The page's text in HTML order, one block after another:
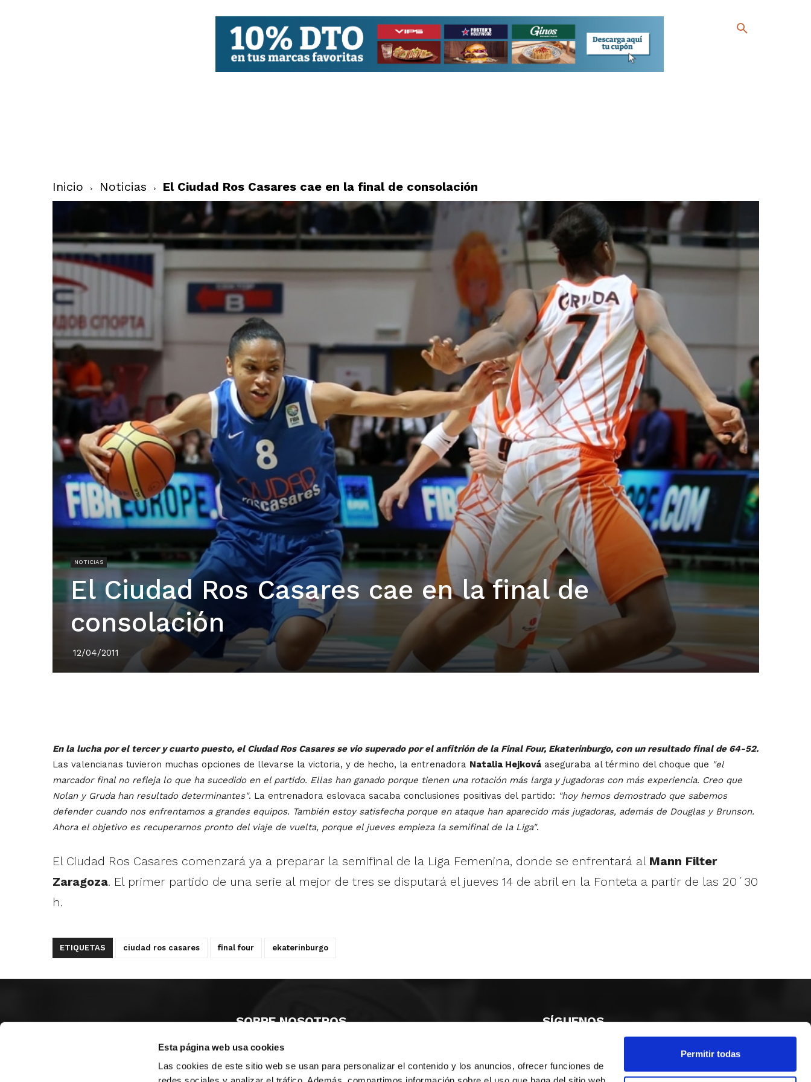
Esta página web usa cookies
Las cookies de este sitio web se usan para personalizar el contenido y los anuncios, ofrecer funciones de
Permitir todas
Inicio Noticias El Ciudad Ros Casares cae en la final de consolación
NOTICIAS
El Ciudad Ros Casares cae en la final de
consolación
12/04/2011
En la lucha por el tercer y cuarto puesto, el Ciudad Ros Casares se vio superado por el anfitrión de la Final Four, Ekaterinburgo, con un resultado final de 64-52.
Las valencianas tuvieron muchas opciones de llevarse la victoria, y de hecho, la entrenadora Natalia Hejkováaseguraba al término del choque que "el
marcador final no refleja lo que ha sucedido en el partido. Ellas han ganado porque tienen una rotación más larga y jugadoras con más experiencia. Creo que
Nolan y Gruda han resultado determinantes". La entrenadora eslovaca sacaba conclusiones positivas del partido: "hoy hemos demostrado que sabemos
defender cuando nos enfrentamos a grandes equipos. También estoy satisfecha porque en ataque han aparecido más jugadoras, además de Douglas y Brunson.
Ahora el objetivo es recuperarnos pronto del viaje de vuelta, porque el jueves empieza la semifinal de la Liga".
El Ciudad Ros Casares comenzará ya a preparar la semifinal de la Liga Femenina, donde se enfrentará al Mann Filter
Zaragoza. El primer partido de una serie al mejor de tres se disputará el jueves 14 de abril en la Fonteta a partir de las 20´30
h.
ETIQUETAS ciudad ros casares final four ekaterinburgo
SOBRE NOSOTROS
CASTELLON
VALENCIA
MONESTIR DE POBLET 14 1ª 3º
ALICANTE
CIUDAD DE MATANZAS 12
SÍGUENOS